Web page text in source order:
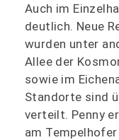
Auch im
deutlich. Neue
wurden unter
Allee der
sowie im
Standorte sind
verteilt. Penny
am